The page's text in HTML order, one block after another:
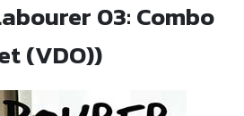
03: Combo
(VDO))